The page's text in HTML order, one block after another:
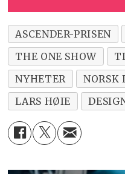
ASCENDER-PRISEN
THE ONE SHOW
NYHETER
NORSK
LARS HØIE